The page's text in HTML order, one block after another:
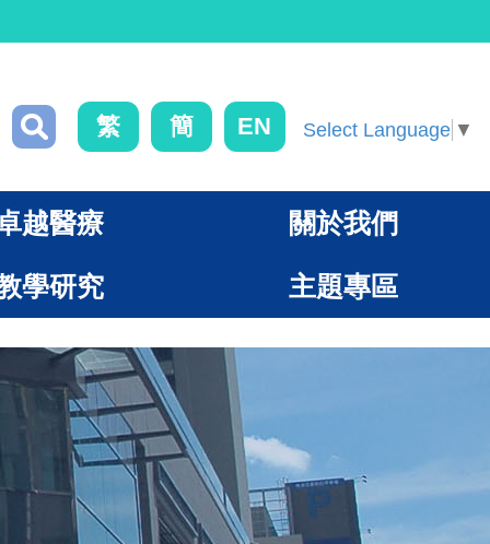
繁 簡 EN Select Language ▼
越醫療 關於我們
學研究 主題專區